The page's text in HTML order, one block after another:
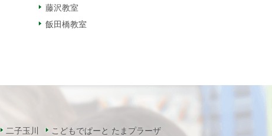
藤沢教室
飯田橋教室
二子玉川
こどもでぱーと たまプラーザ